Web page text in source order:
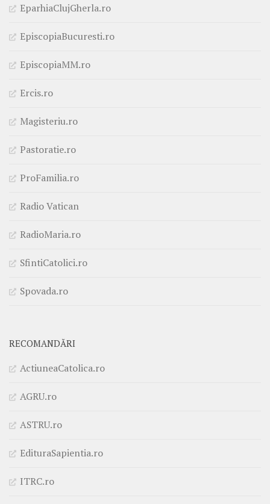
EparhiaClujGherla.ro
EpiscopiaBucuresti.ro
EpiscopiaMM.ro
Ercis.ro
Magisteriu.ro
Pastoratie.ro
ProFamilia.ro
Radio Vatican
RadioMaria.ro
SfintiCatolici.ro
Spovada.ro
RECOMANDĂRI
ActiuneaCatolica.ro
AGRU.ro
ASTRU.ro
EdituraSapientia.ro
ITRC.ro